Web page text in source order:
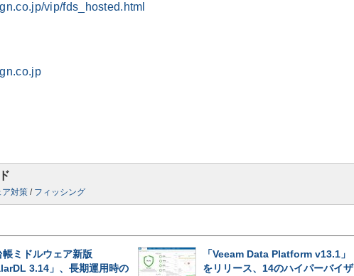
vip/fds_hosted.html
ア対策 / フィッシング
帳ミドルウェア新版
3.14」、長期運用時の
「Veeam Data Platform v13.1」
をリリース、14のハイパーバイザ